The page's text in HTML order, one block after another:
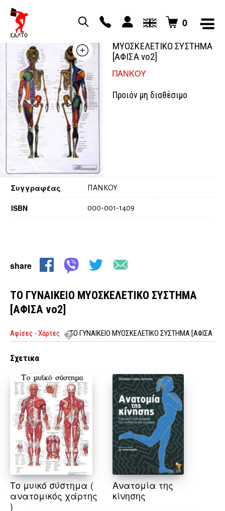
0
ΜΥΟΣΚΕΛΕΤΙΚΟ ΣΥΣΤΗΜΑ
[ΑΦΙΣΑ νο2]
ΠΑΝΚΟΥ
Προιόν μη διαθέσιμο
Συγγραφέας ΠΑΝΚΟΥ
ISBN 000-001-1409
share
ΤΟ ΓΥΝΑΙΚΕΙΟ ΜΥΟΣΚΕΛΕΤΙΚΟ ΣΥΣΤΗΜΑ
[ΑΦΙΣΑ νο2]
Αφίσες - Χάρτες
ΤΟ ΓΥΝΑΙΚΕΙΟ ΜΥΟΣΚΕΛΕΤΙΚΟ ΣΥΣΤΗΜΑ [ΑΦΙΣΑ
Σχετικα
Το μυικό σύστημα (
ανατομικός χάρτης
)
Ανατομία της
κίνησης